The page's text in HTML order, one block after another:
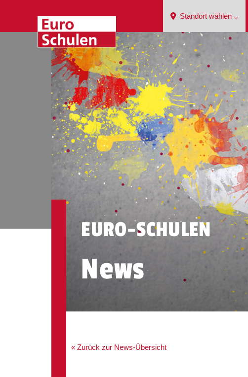
Standort wählen ⌵
EURO-SCHULEN
News
« Zurück zur News-Übersicht